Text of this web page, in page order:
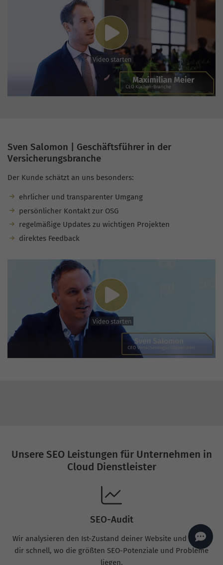
Sven Salomon | Geschäftsführer in der
Versicherungsbranche
Der Kunde schätzt an uns besonders:
ehrlicher und transparenter Umgang
persönlicher Kontakt zur OSG
regelmäßige Updates zu wichtigen Projekten
direktes Feedback
Unsere SEO Leistungen für Unternehmen in
Cloud Dienstleister
SEO-Audit
Wir analysieren den Ist-Zustand deiner Website und zeigen
dir schnell, wo die größten SEO-Potenziale und Probleme
liegen.